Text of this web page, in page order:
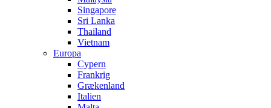
Singapore
Sri Lanka
Thailand
Vietnam
Europa
Cypern
Frankrig
Grækenland
Italien